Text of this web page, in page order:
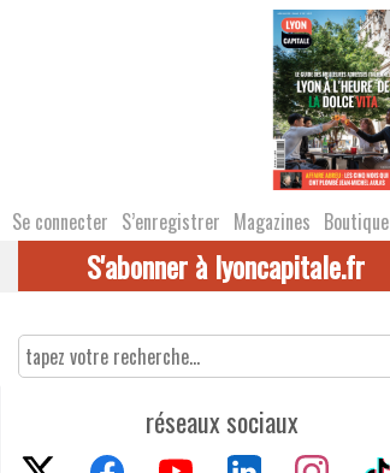
Se connecter S’enregistrer Magazines Boutique
S'abonner à lyoncapitale.fr
réseaux sociaux